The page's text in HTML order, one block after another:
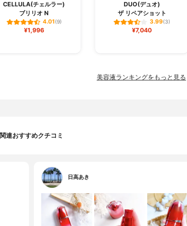
CELLULA(チェルラー)
ブリリオ N
4.01(9)
¥1,996
DUO(デュオ)
ザ リペアショット
3.99(3)
¥7,040
美容液ランキングをもっと見る
関連おすすめクチコミ
日高あき